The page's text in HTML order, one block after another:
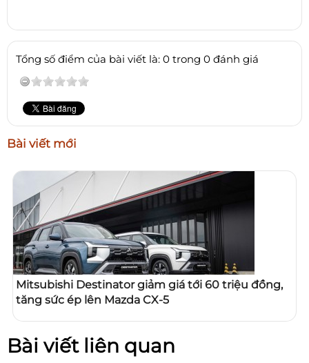
Tổng số điểm của bài viết là: 0 trong 0 đánh giá
Bài viết mới
Mitsubishi Destinator giảm giá tới 60 triệu đồng,
tăng sức ép lên Mazda CX-5
Bài viết liên quan